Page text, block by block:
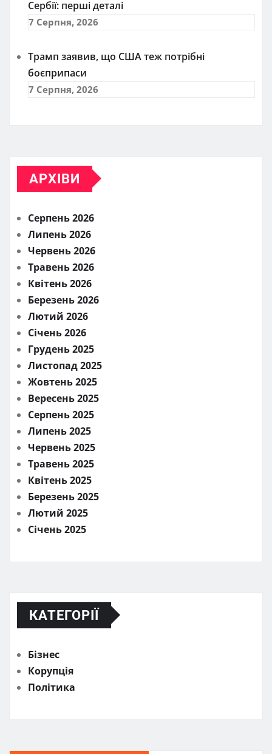
Сербії: перші деталі
7 Серпня, 2026
Трамп заявив, що США теж потрібні
боєприпаси
7 Серпня, 2026
АРХІВИ
Серпень 2026
Липень 2026
Червень 2026
Травень 2026
Квітень 2026
Березень 2026
Лютий 2026
Січень 2026
Грудень 2025
Листопад 2025
Жовтень 2025
Вересень 2025
Серпень 2025
Липень 2025
Червень 2025
Травень 2025
Квітень 2025
Березень 2025
Лютий 2025
Січень 2025
КАТЕГОРІЇ
Бізнес
Корупція
Політика